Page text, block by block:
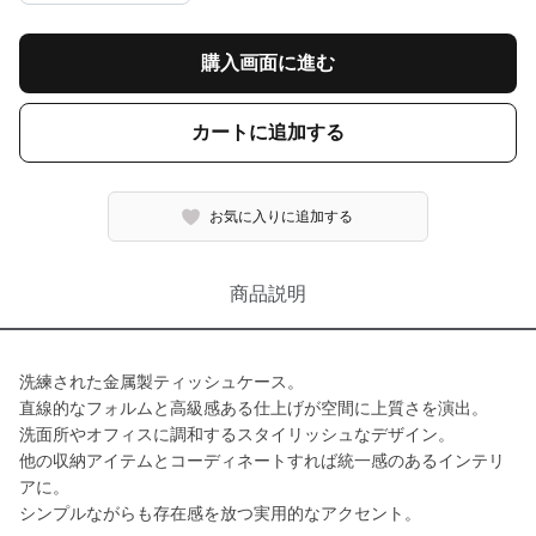
購入画面に進む
カートに追加する
お気に入りに追加する
商品説明
洗練された金属製ティッシュケース。
直線的なフォルムと高級感ある仕上げが空間に上質さを演出。
洗面所やオフィスに調和するスタイリッシュなデザイン。
他の収納アイテムとコーディネートすれば統一感のあるインテリ
アに。
シンプルながらも存在感を放つ実用的なアクセント。